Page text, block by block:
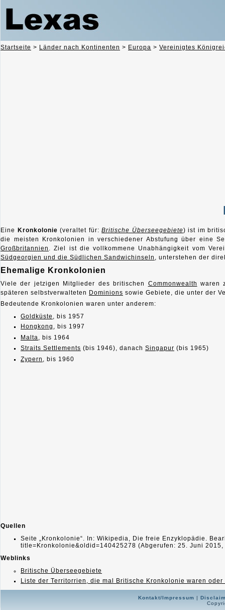
Startseite > Länder nach Kontinenten > Europa > Vereinigtes
Eine Kronkolonie (veraltet für:Britische Überseegebiete) ist im
die meisten Kronkolonien in verschiedener Abstufung über eine
Großbritannien
. Ziel ist die vollkommene Unabhängigkeit vom
Südgeorgien und die Südlichen Sandwichinseln
, unterstehen der
Ehemalige Kronkolonien
Viele der jetzigen Mitglieder des britischen Commonwealth waren
späteren selbstverwalteten Dominions sowie Gebiete, die unter der
Bedeutende Kronkolonien waren unter anderem:
Goldküste
, bis 1957
Hongkong , bis 1997
Malta
, bis 1964
Straits Settlements (bis 1946), danach Singapur (bis 1965)
Zypern
, bis 1960
Quellen
Seite „Kronkolonie“. In: Wikipedia, Die freie Enzyklopädie.
title=Kronkolonie&oldid=140425278 (Abgerufen: 25. Juni
Weblinks
Britische Überseegebiete
Liste der Territorrien, die mal Britische Kronkolonie waren oder
Kontakt/Impressum |